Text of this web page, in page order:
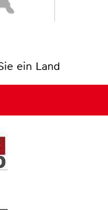
ein Land